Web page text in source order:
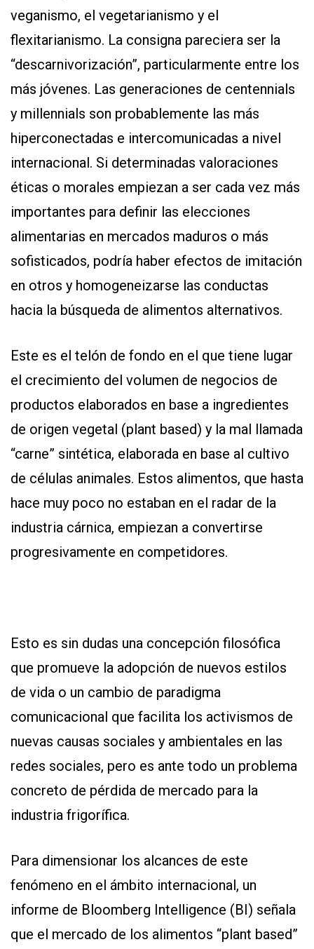
veganismo, el vegetarianismo y el
flexitarianismo. La consigna pareciera ser la
“descarnivorización”, particularmente entre los
más jóvenes. Las generaciones de centennials
y millennials son probablemente las más
hiperconectadas e intercomunicadas a nivel
internacional. Si determinadas valoraciones
éticas o morales empiezan a ser cada vez más
importantes para definir las elecciones
alimentarias en mercados maduros o más
sofisticados, podría haber efectos de imitación
en otros y homogeneizarse las conductas
hacia la búsqueda de alimentos alternativos.
Este es el telón de fondo en el que tiene lugar
el crecimiento del volumen de negocios de
productos elaborados en base a ingredientes
de origen vegetal (plant based) y la mal llamada
“carne” sintética, elaborada en base al cultivo
de células animales. Estos alimentos, que hasta
hace muy poco no estaban en el radar de la
industria cárnica, empiezan a convertirse
progresivamente en competidores.
Esto es sin dudas una concepción filosófica
que promueve la adopción de nuevos estilos
de vida o un cambio de paradigma
comunicacional que facilita los activismos de
nuevas causas sociales y ambientales en las
redes sociales, pero es ante todo un problema
concreto de pérdida de mercado para la
industria frigorífica.
Para dimensionar los alcances de este
fenómeno en el ámbito internacional, un
informe de Bloomberg Intelligence (BI) señala
que el mercado de los alimentos “plant based”